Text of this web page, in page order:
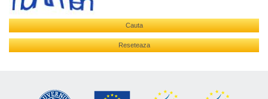
Cauta
Reseteaza